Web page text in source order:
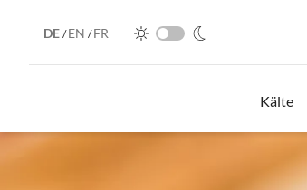
DE /EN /FR
Kälte